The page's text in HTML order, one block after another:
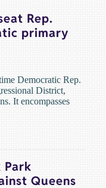
Rep.
primary
Democratic Rep.
District,
It encompasses
Park
Queens